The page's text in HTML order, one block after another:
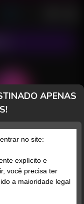
AVALIAÇÕES
Vídeos
APENAS
no site:
explícito e
você precisa ter
a maioridade legal